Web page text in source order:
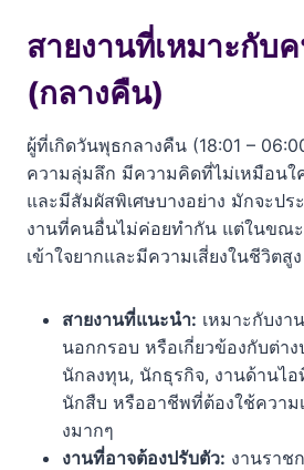
สายงานที่เหมาะกับ
(กลางคืน)
ผู้ที่เกิดวันพุธกลางคืน (18:01 –
ความลุ่มลึก มีความคิดที่ไม่เหมือนใ
และมีสัมผัสพิเศษบางอย่าง มักจะปร
งานที่คนอื่นไม่ค่อยทำกัน แต่ในขณะ
เข้าใจยากและมีความเสี่ยงในชีวิตสูง
สายงานที่แนะนำ: เหมาะกับง
นอกกรอบ หรือเกี่ยวข้องกับต่า
นักลงทุน, นักธุรกิจ, งานด้านไอ
นักสืบ หรืออาชีพที่ต้องใช้ความ
งมากๆ
งานที่อาจต้องปรับตัว: งานราช